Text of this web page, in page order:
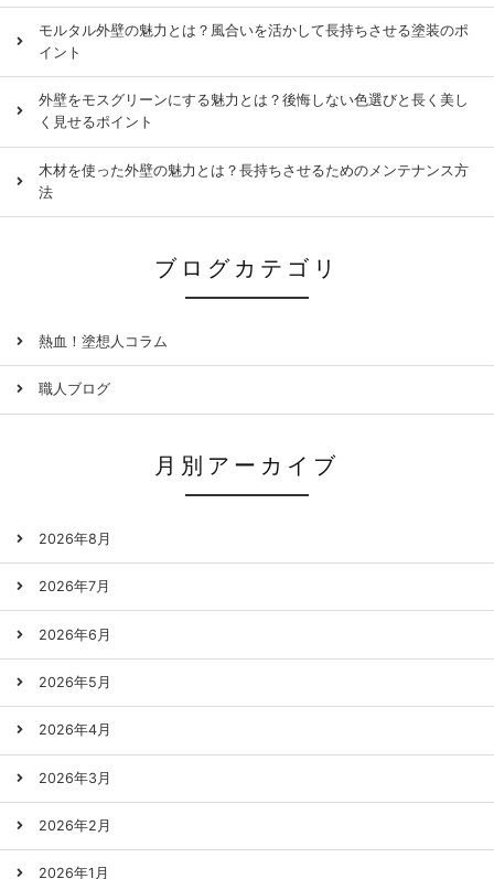
モルタル外壁の魅力とは？風合いを活かして長持ちさせる塗装のポ
イント
外壁をモスグリーンにする魅力とは？後悔しない色選びと長く美し
く見せるポイント
木材を使った外壁の魅力とは？長持ちさせるためのメンテナンス方
法
ブログカテゴリ
熱血！塗想人コラム
職人ブログ
月別アーカイブ
2026年8月
2026年7月
2026年6月
2026年5月
2026年4月
2026年3月
2026年2月
2026年1月